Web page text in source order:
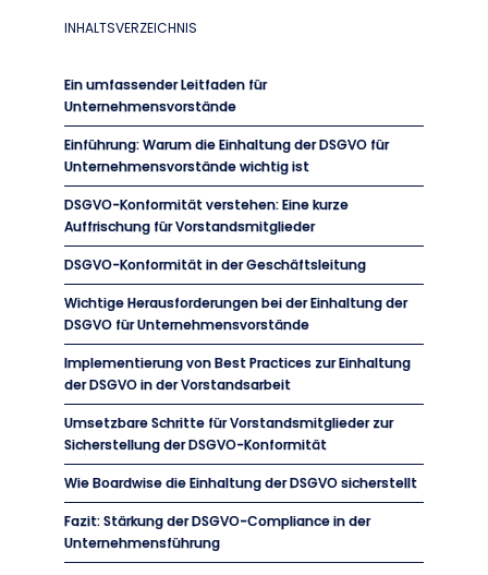
INHALTSVERZEICHNIS
Ein umfassender Leitfaden für
Unternehmensvorstände
Einführung: Warum die Einhaltung der DSGVO für
Unternehmensvorstände wichtig ist
DSGVO-Konformität verstehen: Eine kurze
Auffrischung für Vorstandsmitglieder
DSGVO-Konformität in der Geschäftsleitung
Wichtige Herausforderungen bei der Einhaltung der
DSGVO für Unternehmensvorstände
Implementierung von Best Practices zur Einhaltung
der DSGVO in der Vorstandsarbeit
Umsetzbare Schritte für Vorstandsmitglieder zur
Sicherstellung der DSGVO-Konformität
Wie Boardwise die Einhaltung der DSGVO sicherstellt
Fazit: Stärkung der DSGVO-Compliance in der
Unternehmensführung